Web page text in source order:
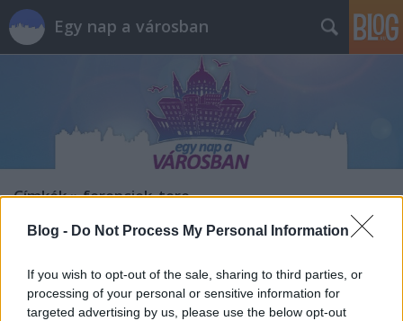
Blog - Do Not Process My Personal Information
If you wish to opt-out of the sale, sharing to third parties, or
processing of your personal or sensitive information for
targeted advertising by us, please use the below opt-out
Egy nap a városban
Címkék»ferenciek_tere
Elkészült a Ferenciek tere, birtokba
vette a város
szucsadam 2014. január 29.